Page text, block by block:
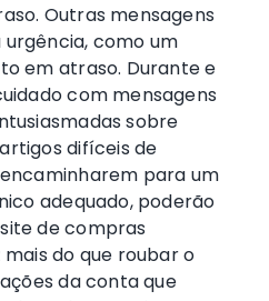
Outras mensagens
como um
em atraso. Durante e
com mensagens
sobre
difíceis de
para um
adequado, poderão
de compras
do que roubar o
da conta que